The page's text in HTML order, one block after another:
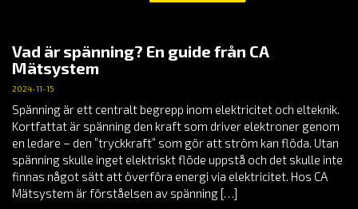
Vad är spänning? En guide från CA
Mätsystem
2024-11-15
Spänning är ett centralt begrepp inom elektricitet och elteknik.
Kortfattat är spänning den kraft som driver elektroner genom
en ledare – den ”tryckkraft” som gör att ström kan flöda. Utan
spänning skulle inget elektriskt flöde uppstå och det skulle inte
finnas något sätt att överföra energi via elektricitet. Hos CA
Mätsystem är förståelsen av spänning […]